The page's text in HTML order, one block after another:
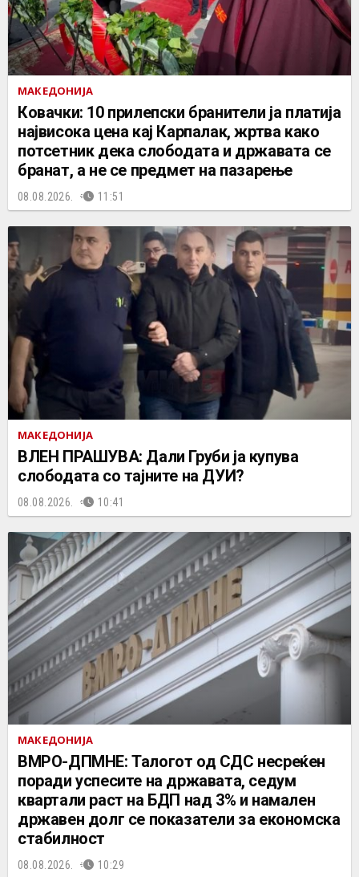
МАКЕДОНИЈА
Ковачки: 10 прилепски бранители ја платија
највисока цена кај Карпалак, жртва како
потсетник дека слободата и државата се
бранат, а не се предмет на пазарење
08.08.2026. 11:51
МАКЕДОНИЈА
ВЛЕН ПРАШУВА: Дали Груби ја купува
слободата со тајните на ДУИ?
08.08.2026. 10:41
МАКЕДОНИЈА
ВМРО-ДПМНЕ: Талогот од СДС несреќен
поради успесите на државата, седум
квартали раст на БДП над 3% и намален
државен долг се показатели за економска
стабилност
08.08.2026. 10:29